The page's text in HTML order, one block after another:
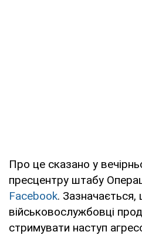
Про це сказано у
пресцентру штабу
Facebook. Зазначається,
військовослужбовці
стримувати наступ